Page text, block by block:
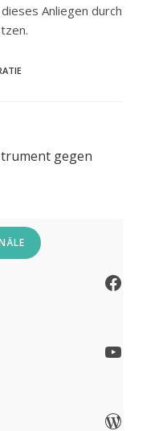
Anliegen durch
gegen
Facebook
YouTube
WordPress